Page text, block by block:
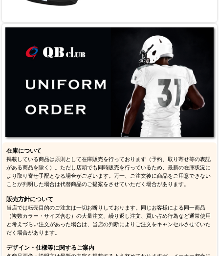
在庫について
掲載している商品は原則として在庫販売を行っております（予約、取り寄せ等の表記
がある商品を除く）。ただし店頭でも同時販売を行っているため、最新の在庫状況に
より取り寄せ手配となる場合がございます。万一、ご注文後に商品をご用意できない
ことが判明した場合は代替商品のご提案をさせていただく場合があります。
販売方針について
当店では転売目的のご注文は一切お断りしております。同じお客様による同一商品
（複数カラー・サイズ含む）の大量注文、繰り返し注文、買い占め行為など通常使用
と考えづらい注文があった場合は、当店の判断によりご注文をキャンセルさせていた
だく場合があります。
デザイン・仕様等に関するご案内